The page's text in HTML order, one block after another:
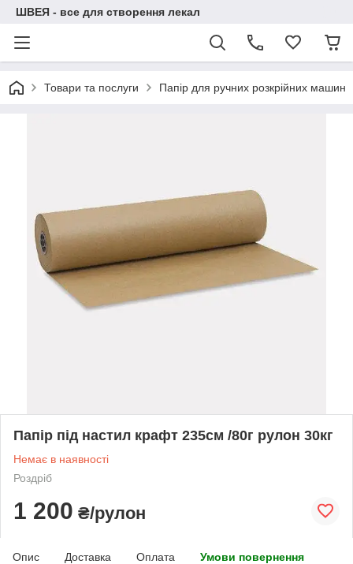
ШВЕЯ - все для створення лекал
Товари та послуги Папір для ручних розкрійних машин
Папір під настил крафт 235см /80г рулон 30кг
Немає в наявності
Роздріб
1 200 ₴/рулон
Опис Доставка Оплата Умови повернення